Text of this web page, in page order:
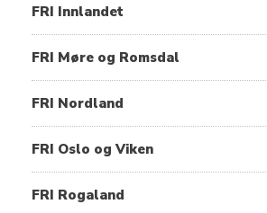
FRI Innlandet
FRI Møre og Romsdal
FRI Nordland
FRI Oslo og Viken
FRI Rogaland